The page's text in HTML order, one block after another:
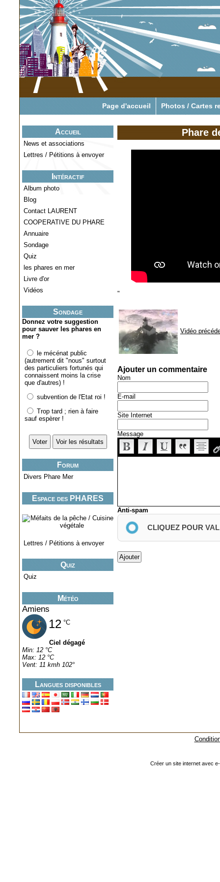
Pour tout savoir
Page d'accueil Photos / Cartes
Accueil
News et associations
Lettres / Pétitions à envoyer
Intéractif
Album photo
Blog
Contact LAURENT
COOPERATIVE DU PHARE
Annuaire
Sondage
Quiz
les phares en mer
Livre d'or
Vidéos
Sondage
Donnez votre suggestion
pour sauver les phares en
mer ?
le mécénat public
(autrement dit "nous" surtout
des particuliers fortunés qui
connaissent moins la crise
que d'autres) !
subvention de l'Etat roi !
Trop tard ; rien à faire
sauf espèrer !
Forum
Divers Phare Mer
Espace des PHARES
Lettres / Pétitions à envoyer
Quiz
Quiz
Météo
Amiens
12 °C
Ciel dégagé
Min: 12 °C
Max: 12 °C
Vent: 11 kmh 102°
Langues disponibles
Phare
"
Vidéo
Ajouter un commentaire
Nom
E-mail
Site Internet
Message
Anti-spam
CLIQUEZ POUR
Créer un site internet avec